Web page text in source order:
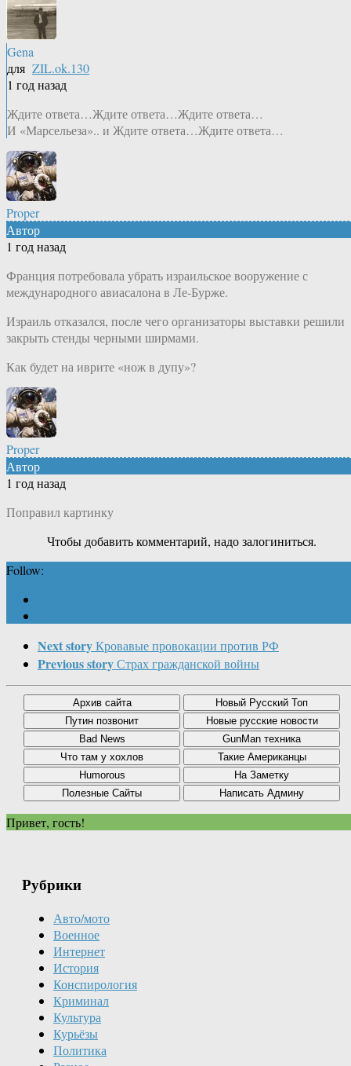
Gena
для ZIL.ok.130
1 год назад
Ждите ответа…Ждите ответа…Ждите ответа…
И «Марсельеза».. и Ждите ответа…Ждите ответа…
Proper
Автор
1 год назад
Франция потребовала убрать израильское вооружение с
международного авиасалона в Ле-Бурже.
Израиль отказался, после чего организаторы выставки решили
закрыть стенды черными ширмами.
Как будет на иврите «нож в дупу»?
Proper
Автор
1 год назад
Поправил картинку
Чтобы добавить комментарий, надо залогиниться.
Follow:
Next storyКровавые провокации против РФ
Previous storyСтрах гражданской войны
Привет, гость!
Рубрики
Авто/мото
Военное
Интернет
История
Конспирология
Криминал
Культура
Курьёзы
Политика